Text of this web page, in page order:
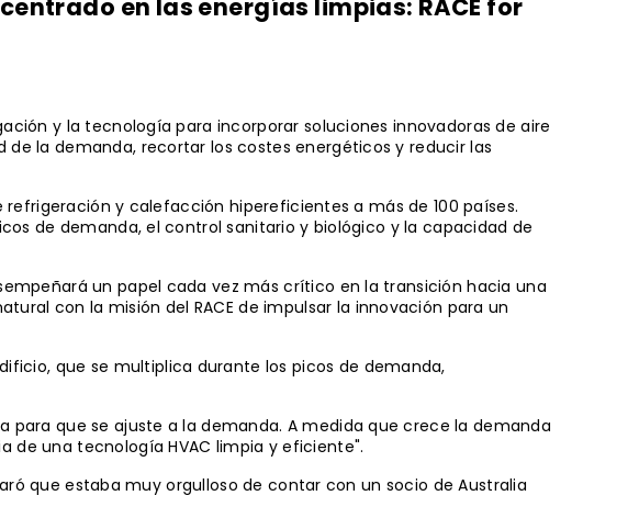
en las energías limpias: RACE for
y la tecnología para incorporar soluciones innovadoras de aire
la demanda, recortar los costes energéticos y reducir las
refrigeración y calefacción hipereficientes a más de 100 países.
de demanda, el control sanitario y biológico y la capacidad de
un papel cada vez más crítico en la transición hacia una
con la misión del RACE de impulsar la innovación para un
que se multiplica durante los picos de demanda,
que se ajuste a la demanda. A medida que crece la demanda
de una tecnología HVAC limpia y eficiente".
que estaba muy orgulloso de contar con un socio de Australia